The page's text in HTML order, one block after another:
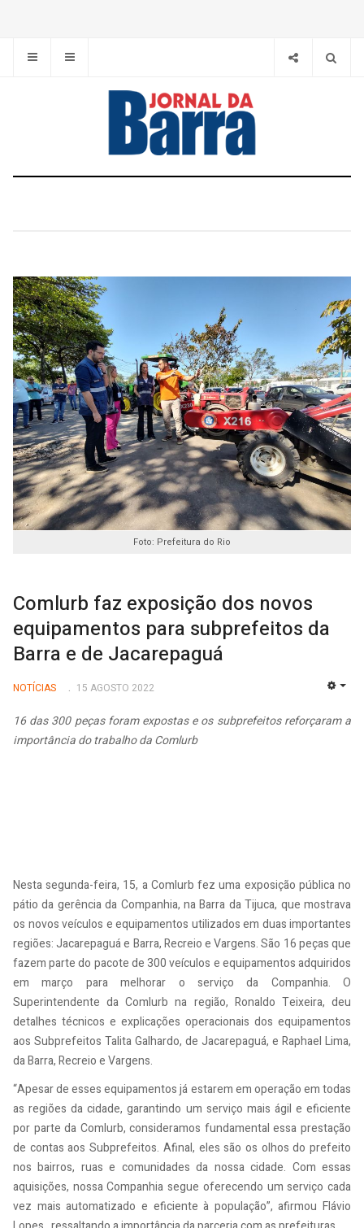
Foto: Prefeitura do Rio
Comlurb faz exposição dos novos
equipamentos para subprefeitos da
Barra e de Jacarepaguá
NOTÍCIAS 15 AGOSTO 2022
16 das 300 peças foram expostas e os subprefeitos reforçaram a
importância do trabalho da Comlurb
Nesta segunda-feira, 15, a Comlurb fez uma exposição pública no
pátio da gerência da Companhia, na Barra da Tijuca, que mostrava
os novos veículos e equipamentos utilizados em duas importantes
regiões: Jacarepaguá e Barra, Recreio e Vargens. São 16 peças que
fazem parte do pacote de 300 veículos e equipamentos adquiridos
em março para melhorar o serviço da Companhia. O
Superintendente da Comlurb na região, Ronaldo Teixeira, deu
detalhes técnicos e explicações operacionais dos equipamentos
aos Subprefeitos Talita Galhardo, de Jacarepaguá, e Raphael Lima,
da Barra, Recreio e Vargens.
“Apesar de esses equipamentos já estarem em operação em todas
as regiões da cidade, garantindo um serviço mais ágil e eficiente
por parte da Comlurb, consideramos fundamental essa prestação
de contas aos Subprefeitos. Afinal, eles são os olhos do prefeito
nos bairros, ruas e comunidades da nossa cidade. Com essas
aquisições, nossa Companhia segue oferecendo um serviço cada
vez mais automatizado e eficiente à população”, afirmou Flávio